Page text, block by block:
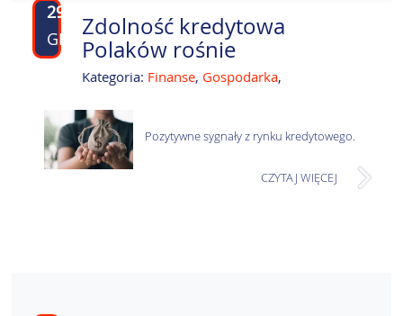
29
GRU
Zdolność kredytowa
Polaków rośnie
Kategoria: Finanse, Gospodarka,
Pozytywne sygnały z rynku kredytowego.
CZYTAJ WIĘCEJ